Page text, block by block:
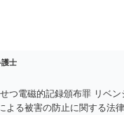
護士
つ電磁的記録頒布罪 リベ
よる被害の防止に関する法